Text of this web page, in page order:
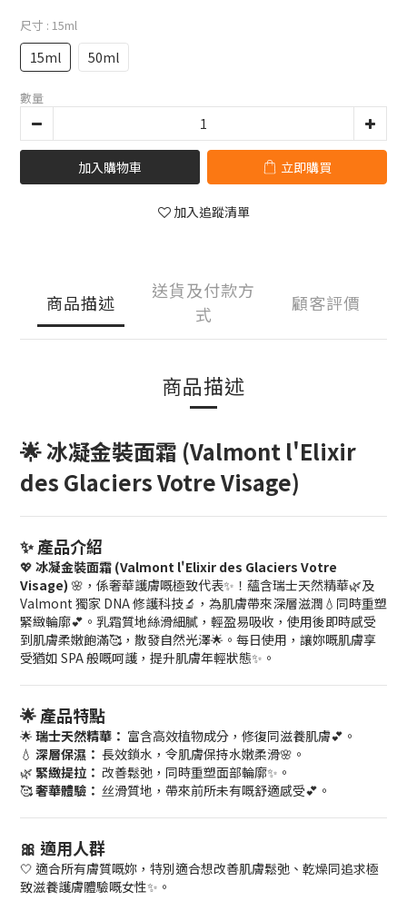
尺寸 : 15ml
15ml 50ml
數量
加入購物車 立即購買
加入追蹤清單
商品描述
送貨及付款方
式
顧客評價
商品描述
🌟 冰凝金裝面霜 (Valmont l'Elixir
des Glaciers Votre Visage)
✨ 產品介紹
💖 冰凝金裝面霜 (Valmont l'Elixir des Glaciers Votre
Visage) 🌸，係奢華護膚嘅極致代表✨！蘊含瑞士天然精華🌿及
Valmont 獨家 DNA 修護科技🔬，為肌膚帶來深層滋潤💧同時重塑
緊緻輪廓💕。乳霜質地絲滑細膩，輕盈易吸收，使用後即時感受
到肌膚柔嫩飽滿🥰，散發自然光澤🌟。每日使用，讓妳嘅肌膚享
受猶如 SPA 般嘅呵護，提升肌膚年輕狀態✨。
🌟 產品特點
🌟 瑞士天然精華： 富含高效植物成分，修復同滋養肌膚💕。
💧 深層保濕： 長效鎖水，令肌膚保持水嫩柔滑🌸。
🌿 緊緻提拉： 改善鬆弛，同時重塑面部輪廓✨。
🥰奢華體驗： 丝滑質地，帶來前所未有嘅舒適感受💕。
🎀 適用人群
🤍 適合所有膚質嘅妳，特別適合想改善肌膚鬆弛、乾燥同追求極
致滋養護膚體驗嘅女性✨。